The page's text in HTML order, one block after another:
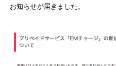
お知らせが届きました。